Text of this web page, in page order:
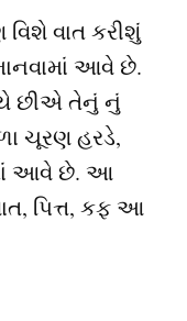
વાત કરીશું
આવે છે.
છીએ તેનું નું
ચૂરણ હરડે,
આવે છે. આ
પિત્ત, કફ આ